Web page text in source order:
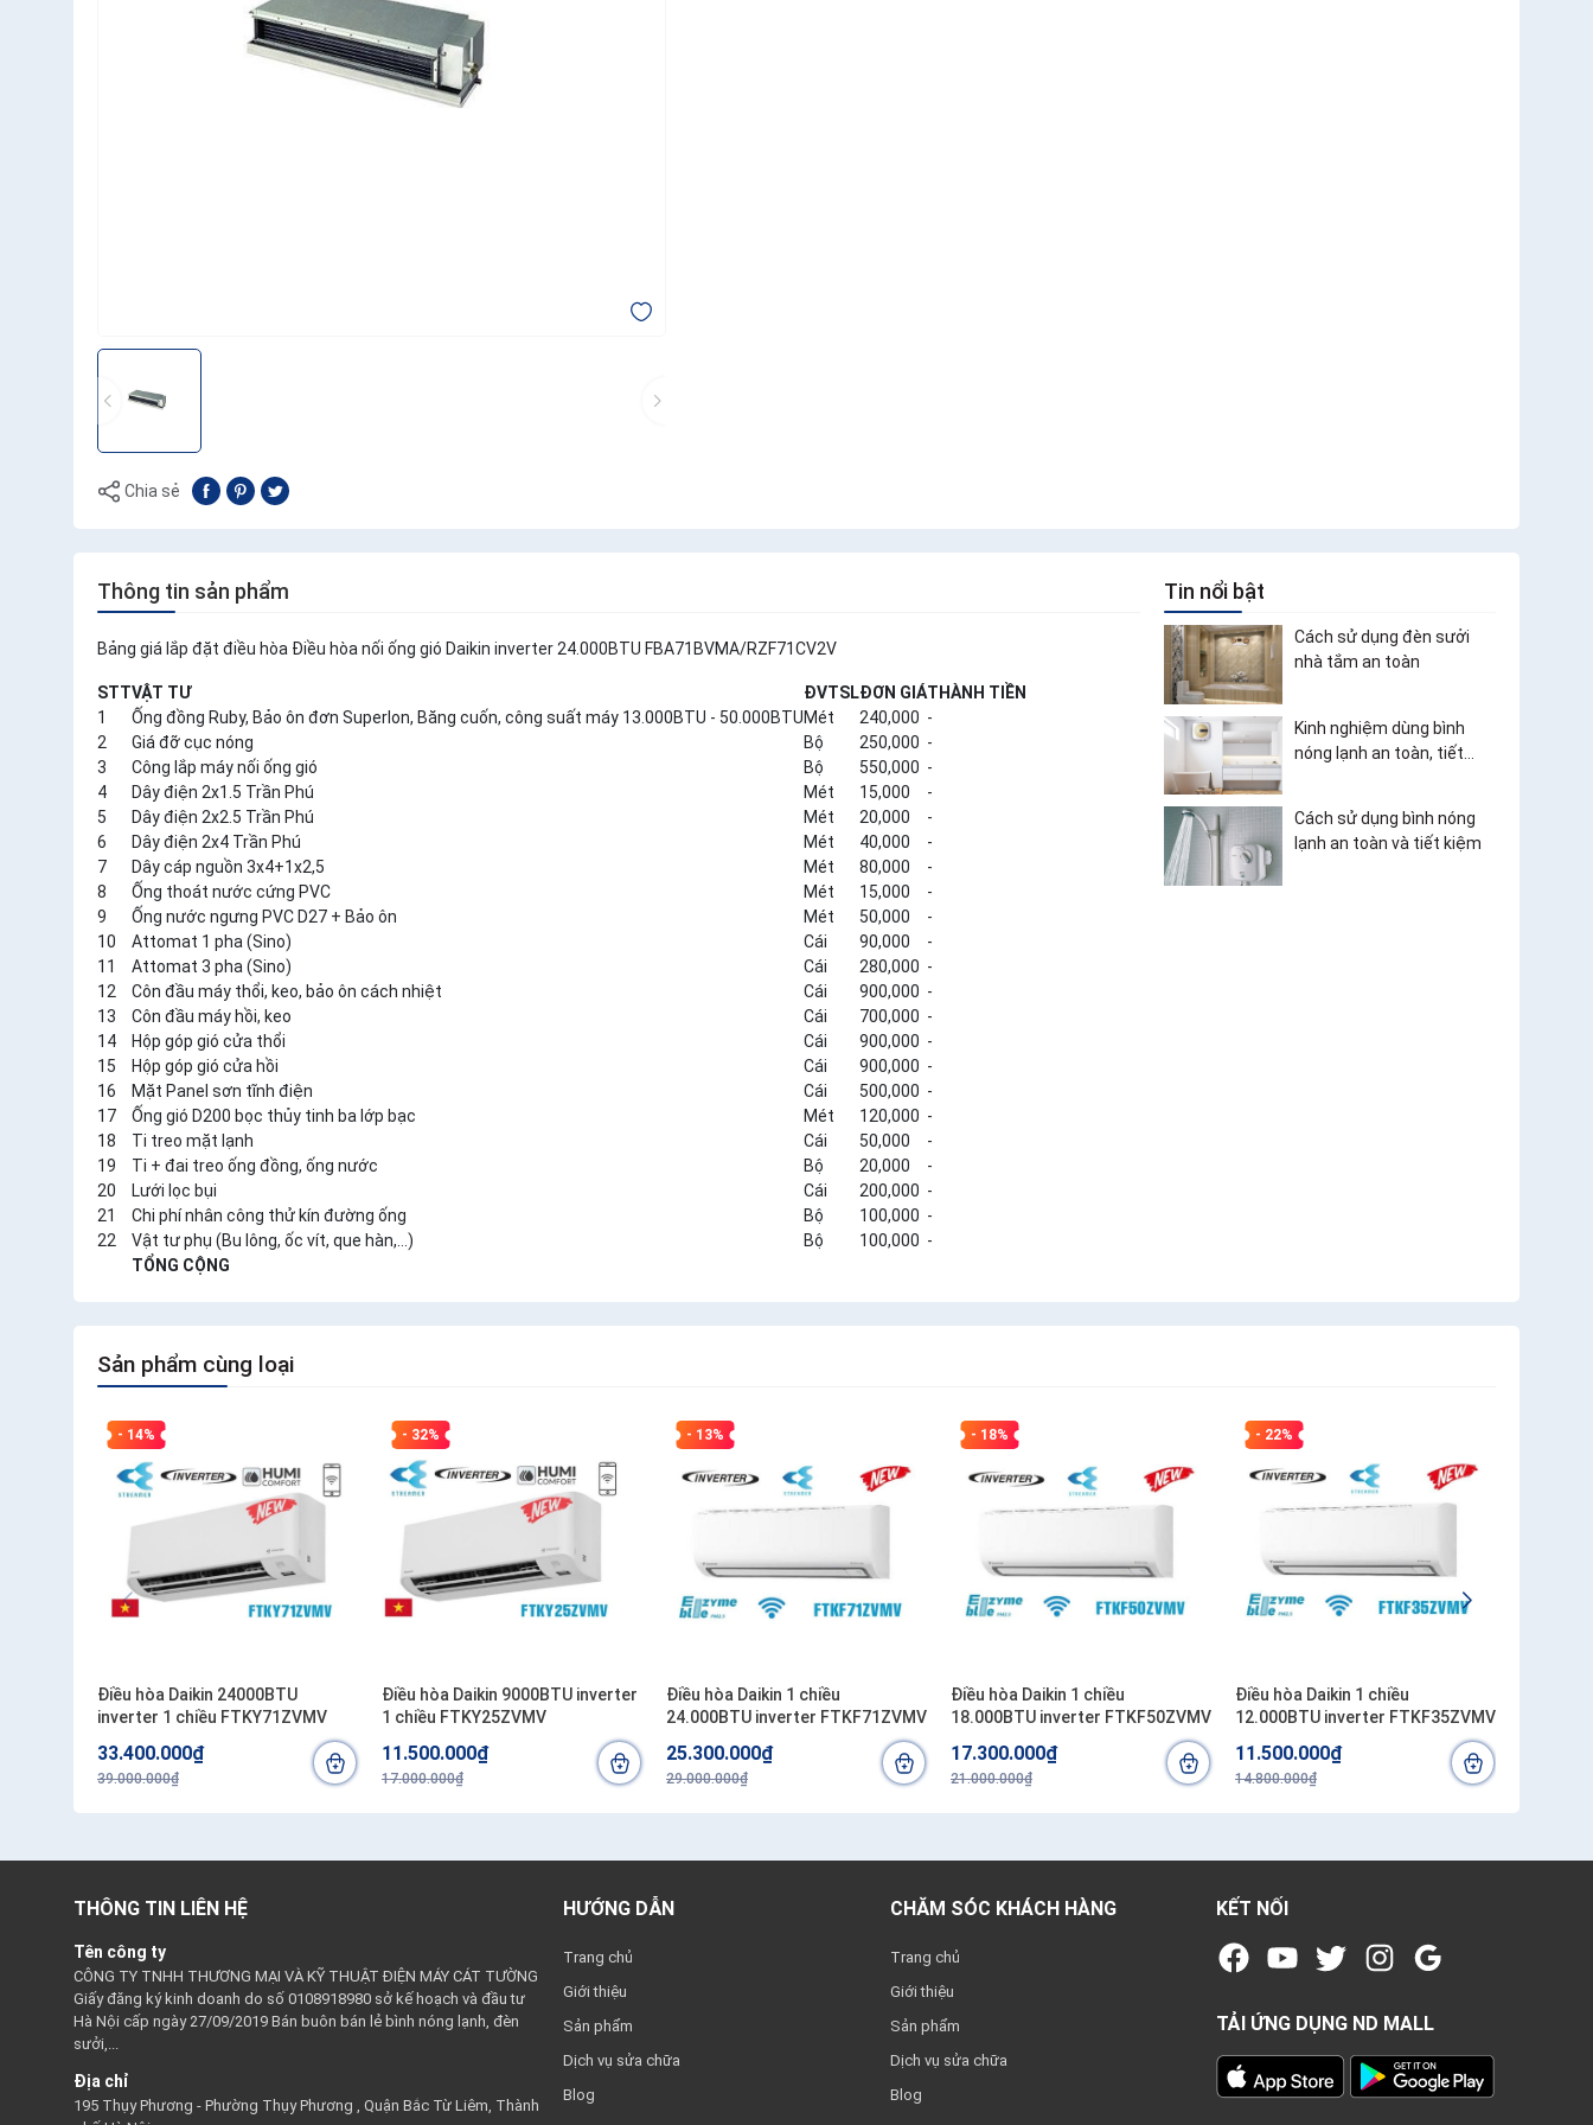
Chia sẻ
Thông tin sản phẩm
Bảng giá lắp đặt điều hòa Điều hòa nối ống gió Daikin inverter 24.000BTU FBA71BVMA/RZF71CV2V
STTVẬT TƯ ĐVTSLĐƠN GIÁTHÀNH TIỀN
1
Ống đồng Ruby, Bảo ôn đơn Superlon, Băng cuốn, công suất máy 13.000BTU - 50.000BTUMét 240,000 -
2
Giá đỡ cục nóng Bộ 250,000 -
3
Công lắp máy nối ống gió Bộ 550,000 -
4
Dây điện 2x1.5 Trần Phú Mét 15,000
-
5
Dây điện 2x2.5 Trần Phú Mét 20,000
-
6
Dây điện 2x4 Trần Phú Mét 40,000
-
7
Dây cáp nguồn 3x4+1x2,5 Mét 80,000
-
8
Ống thoát nước cứng PVC Mét 15,000
-
9
Ống nước ngưng PVC D27 + Bảo ôn Mét 50,000
-
10
Attomat 1 pha (Sino) Cái 90,000
-
11
Attomat 3 pha (Sino) Cái 280,000 -
12
Côn đầu máy thổi, keo, bảo ôn cách nhiệt Cái 900,000 -
13
Côn đầu máy hồi, keo Cái 700,000 -
14
Hộp góp gió cửa thổi Cái 900,000 -
15
Hộp góp gió cửa hồi Cái 900,000 -
16
Mặt Panel sơn tĩnh điện Cái 500,000 -
17
Ống gió D200 bọc thủy tinh ba lớp bạc Mét 120,000 -
18
Ti treo mặt lạnh Cái 50,000
-
19
Ti + đai treo ống đồng, ống nước Bộ 20,000
-
20
Lưới lọc bụi Cái 200,000 -
21
Chi phí nhân công thử kín đường ống Bộ 100,000 -
22
Vật tư phụ (Bu lông, ốc vít, que hàn,…) Bộ 100,000 -
TỔNG CỘNG
Tin nổi bật
Cách sử dụng đèn sưởi
nhà tắm an toàn
Kinh nghiệm dùng bình
nóng lạnh an toàn, tiết
Cách sử dụng bình nóng
lạnh an toàn và tiết kiệm
Sản phẩm cùng loại
- 14%
Điều hòa Daikin 24000BTU
inverter 1 chiều FTKY71ZVMV
33.400.000₫
39.000.000₫
- 32%
Điều hòa Daikin 9000BTU inverter
1 chiều FTKY25ZVMV
11.500.000₫
17.000.000₫
- 13%
Điều hòa Daikin 1 chiều
24.000BTU inverter FTKF71ZVMV
25.300.000₫
29.000.000₫
- 18%
Điều hòa Daikin 1 chiều
18.000BTU inverter FTKF50ZVMV
17.300.000₫
21.000.000₫
- 22%
Điều hòa Daikin 1 chiều
12.000BTU inverter FTKF35ZVMV
11.500.000₫
14.800.000₫
THÔNG TIN LIÊN HỆ
Tên công ty
CÔNG TY TNHH THƯƠNG MẠI VÀ KỸ THUẬT ĐIỆN MÁY CÁT TƯỜNG
Giấy đăng ký kinh doanh do số 0108918980 sở kế hoạch và đầu tư
Hà Nội cấp ngày 27/09/2019 Bán buôn bán lẻ bình nóng lạnh, đèn
sưởi,...
Địa chỉ
195 Thụy Phương - Phường Thụy Phương , Quận Bắc Từ Liêm, Thành
HƯỚNG DẪN
Trang chủ
Giới thiệu
Sản phẩm
Dịch vụ sửa chữa
Blog
CHĂM SÓC KHÁCH HÀNG
Trang chủ
Giới thiệu
Sản phẩm
Dịch vụ sửa chữa
Blog
KẾT NỐI
TẢI ỨNG DỤNG ND MALL